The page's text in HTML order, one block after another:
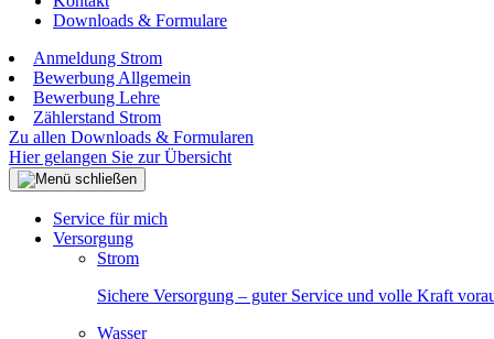
Downloads & Formulare
Anmeldung Strom
Bewerbung Allgemein
Bewerbung Lehre
Zählerstand Strom
Zu allen Downloads & Formularen
Hier gelangen Sie zur Übersicht
Service für mich
Versorgung
Strom
Sichere Versorgung – guter Service und volle Kraft
Wasser